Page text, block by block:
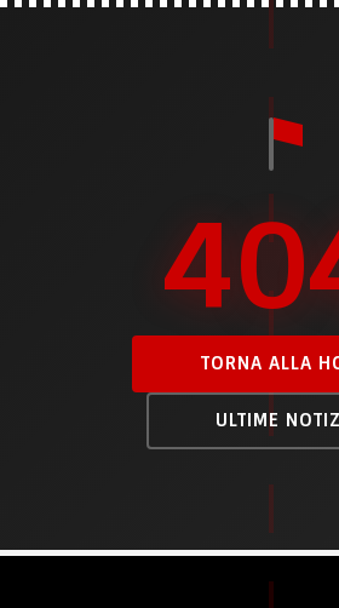
TORNA ALLA
ULTIME